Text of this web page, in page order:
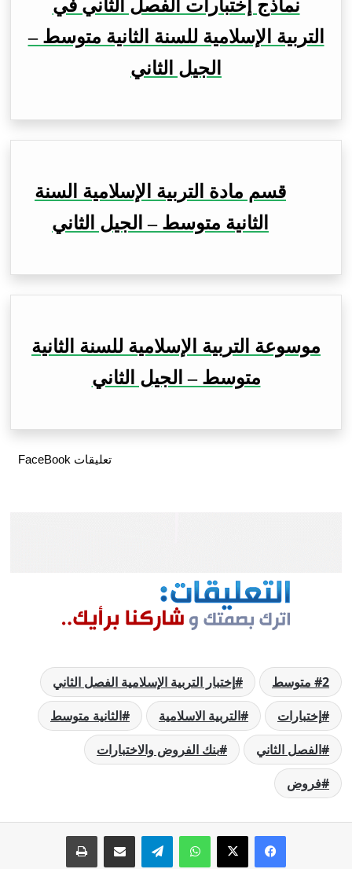
نماذج إختبارات الفصل الثاني في
التربية الإسلامية للسنة الثانية متوسط –
الجيل الثاني
قسم مادة التربية الإسلامية السنة
الثانية متوسط – الجيل الثاني
موسوعة التربية الإسلامية للسنة الثانية
متوسط – الجيل الثاني
تعليقات FaceBook
2 متوسط
إختبار التربية الإسلامية الفصل الثاني
إختبارات
التربية الاسلامية
الثانية متوسط
الفصل الثاني
بنك الفروض والاختبارات
فروض
فيسبوك
‫X واتسابتيلقراممشاركة عبر البريد طباعة